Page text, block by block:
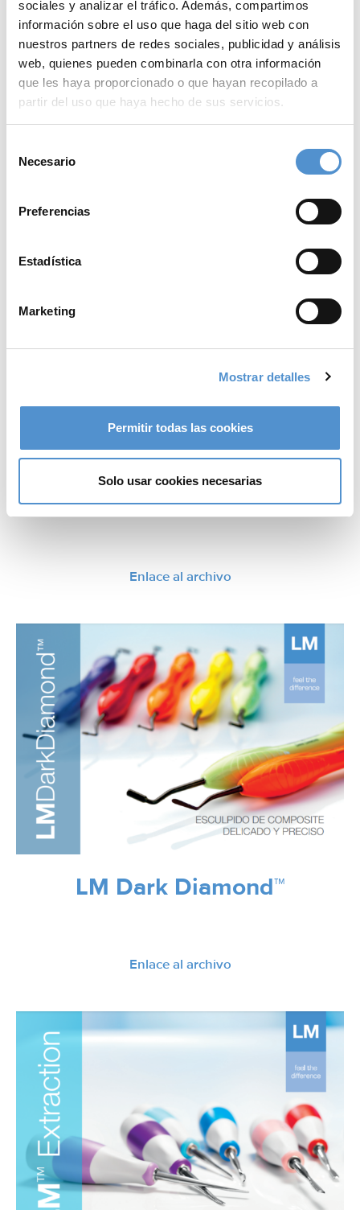
sociales y analizar el tráfico. Además, compartimos
información sobre el uso que haga del sitio web con
nuestros partners de redes sociales, publicidad y análisis
web, quienes pueden combinarla con otra información
que les haya proporcionado o que hayan recopilado a
partir del uso que haya hecho de sus servicios.
Necesario
Preferencias
Estadística
Marketing
Mostrar detalles
Permitir todas las cookies
Solo usar cookies necesarias
Instrumentos para
restauraciones adhesivas
indirectas
LM-Arte™
Enlace al archivo
LM Dark Diamond™
Enlace al archivo